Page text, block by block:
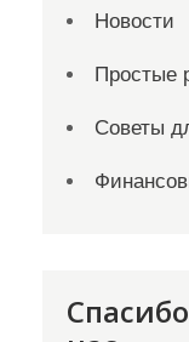
Новости
Простые
Советы